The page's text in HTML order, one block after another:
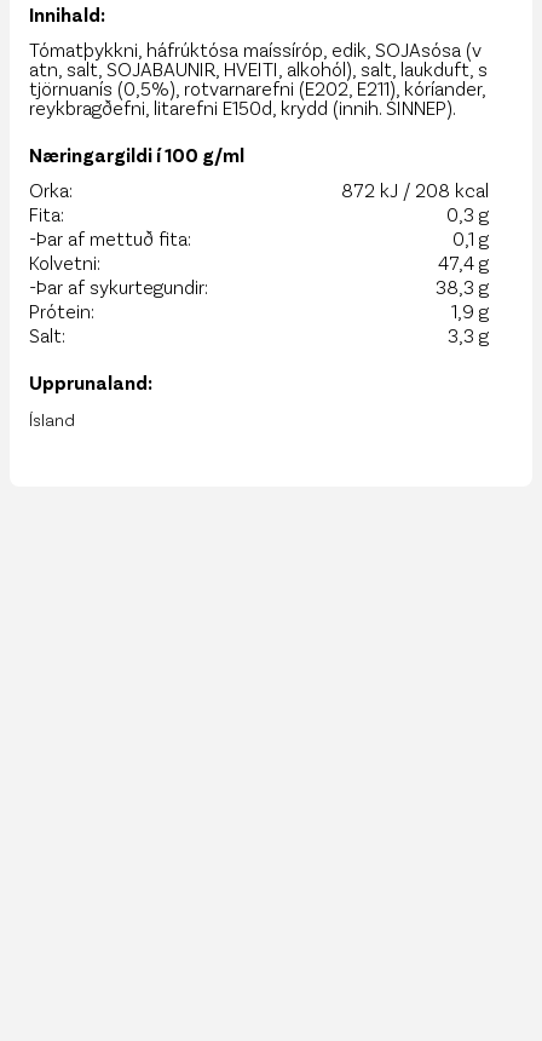
Innihald:
Tómatþykkni, háfrúktósa maíssíróp, edik, SOJAsósa (v
atn, salt, SOJABAUNIR, HVEITI, alkohól), salt, laukduft, s
tjörnuanís (0,5%), rotvarnarefni (E202, E211), kóríander,
reykbragðefni, litarefni E150d, krydd (innih. SINNEP).
Næringargildi í 100 g/ml
Orka:
872 kJ / 208 kcal
Fita:
0,3 g
-Þar af mettuð fita:
0,1 g
Kolvetni:
47,4 g
-Þar af sykurtegundir:
38,3 g
Prótein:
1,9 g
Salt:
3,3 g
Upprunaland:
Ísland